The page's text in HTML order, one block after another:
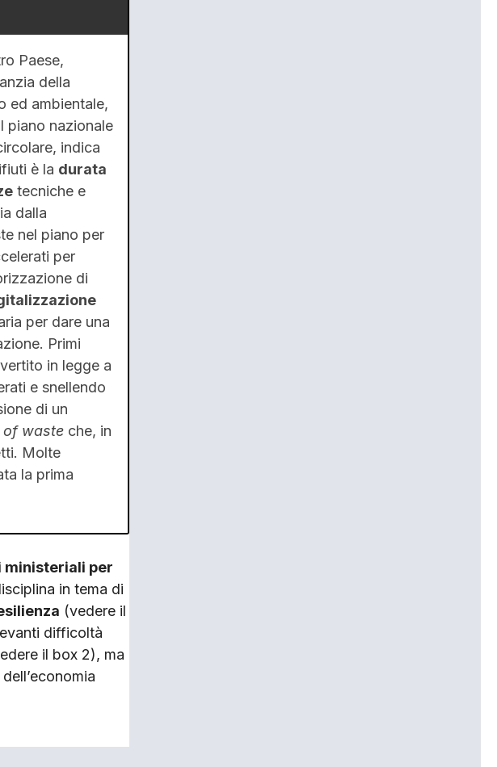
Paese,
della
ed ambientale,
piano nazionale
indica
è la durata
tecniche e
dalla
nel piano per
per
di
per dare una
Primi
in legge a
e snellendo
di un
of waste che, in
Molte
la prima
ministeriali per
in tema di
(vedere il
difficoltà
il box 2), ma